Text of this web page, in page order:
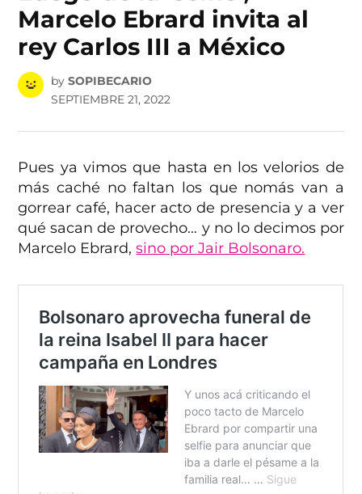
Marcelo Ebrard invita al
rey Carlos III a México
by SOPIBECARIO
SEPTIEMBRE 21, 2022
Pues ya vimos que hasta en los velorios de
más caché no faltan los que nomás van a
gorrear café, hacer acto de presencia y a ver
qué sacan de provecho… y no lo decimos por
Marcelo Ebrard,sino por Jair Bolsonaro.